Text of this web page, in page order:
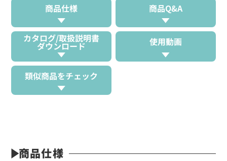
商品仕様 商品Q&A
カタログ/取扱説明書
ダウンロード 使用動画
類似商品をチェック
商品仕様